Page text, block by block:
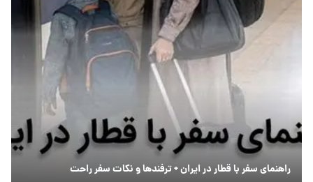
راهنمای سفر با قطار در ایران + ترفندها و نکات سفر راحت